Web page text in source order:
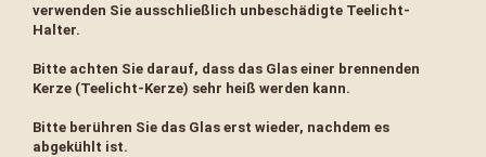
verwenden Sie ausschließlich unbeschädigte Teelicht-
Halter.
Bitte achten Sie darauf, dass das Glas einer brennenden
Kerze (Teelicht-Kerze) sehr heiß werden kann.
Bitte berühren Sie das Glas erst wieder, nachdem es
abgekühlt ist.